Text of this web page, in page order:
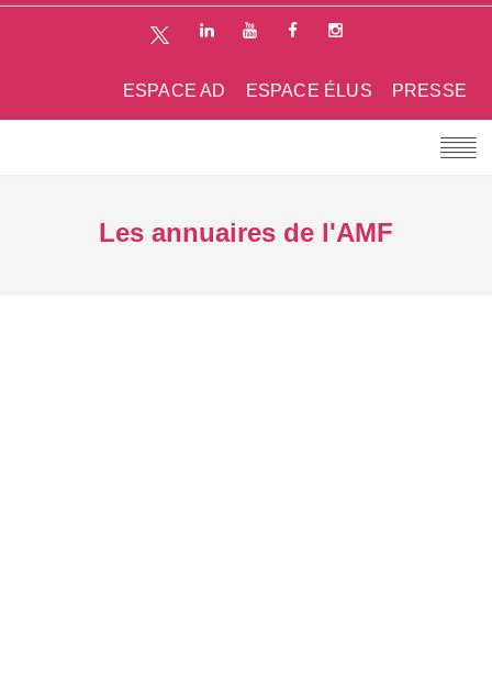
PRESSE
ESPACE ÉLUS
ESPACE AD
Les annuaires de l'AMF